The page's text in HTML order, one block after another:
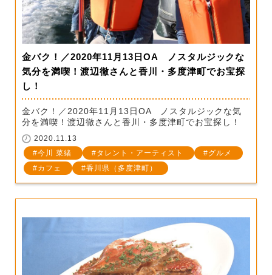
金バク！／2020年11月13日OA ノスタルジックな
気分を満喫！渡辺徹さんと香川・多度津町でお宝探
し！
金バク！／2020年11月13日OA ノスタルジックな気
分を満喫！渡辺徹さんと香川・多度津町でお宝探し！
2020.11.13
今川 菜緒
タレント・アーティスト
グルメ
カフェ
香川県（多度津町）